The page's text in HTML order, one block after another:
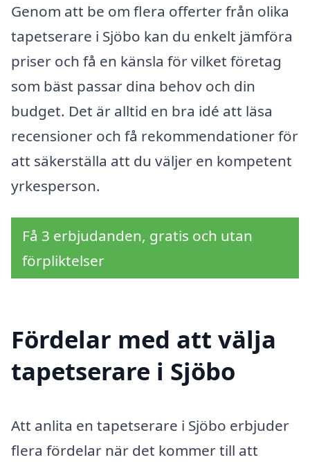
Genom att be om flera offerter från olika
tapetserare i Sjöbo kan du enkelt jämföra
priser och få en känsla för vilket företag
som bäst passar dina behov och din
budget. Det är alltid en bra idé att läsa
recensioner och få rekommendationer för
att säkerställa att du väljer en kompetent
yrkesperson.
Få 3 erbjudanden, gratis och utan
förpliktelser
Fördelar med att välja
tapetserare i Sjöbo
Att anlita en tapetserare i Sjöbo erbjuder
flera fördelar när det kommer till att